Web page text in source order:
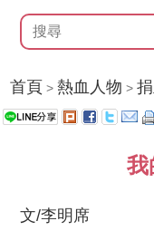
首頁 >熱血人物 >
我
文/李明席